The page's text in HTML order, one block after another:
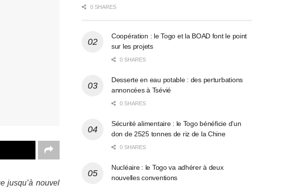
jusqu’à nouvel
0 SHARES
Coopération : le Togo et la BOAD font le point
sur les projets
0 SHARES
Desserte en eau potable : des perturbations
annoncées à Tsévié
0 SHARES
Sécurité alimentaire : le Togo bénéficie d’un
don de 2525 tonnes de riz de la Chine
0 SHARES
Nucléaire : le Togo va adhérer à deux
nouvelles conventions